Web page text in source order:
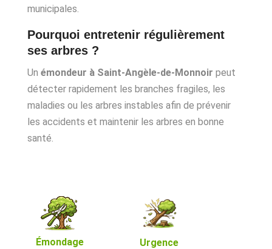
municipales.
Pourquoi entretenir régulièrement
ses arbres ?
Un émondeur à Saint-Angèle-de-Monnoir peut
détecter rapidement les branches fragiles, les
maladies ou les arbres instables afin de prévenir
les accidents et maintenir les arbres en bonne
santé.
Émondage
Urgence